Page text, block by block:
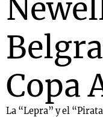
Copa
La “Lepra” y el